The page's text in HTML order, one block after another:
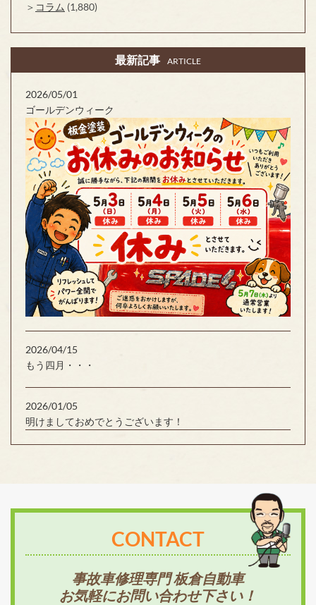
コラム (1,880)
最新記事 ARTICLE
2026/05/01
ゴールデンウィーク
2026/04/15
もう四月・・・
2026/01/05
明けましておめでとうございます！
CONTACT
事故車修理専門 板倉自動車
お気軽にお問い合わせ下さい！